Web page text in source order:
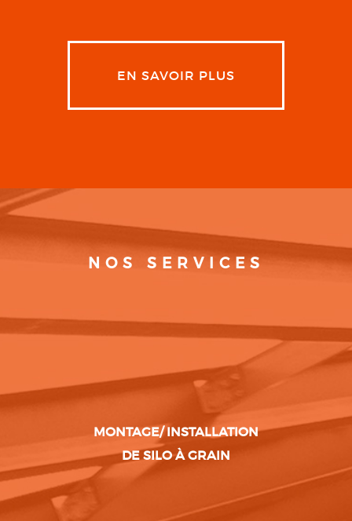
EN SAVOIR PLUS
NOS SERVICES
MONTAGE/ INSTALLATION
DE SILO À GRAIN